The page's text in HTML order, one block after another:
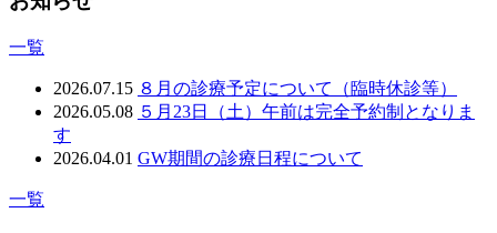
一覧
2026.07.15 ８月の診療予定について（臨時休診等）
2026.05.08 ５月23日（土）午前は完全予約制となりま
す
2026.04.01 GW期間の診療日程について
一覧